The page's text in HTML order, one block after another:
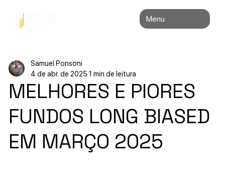
Menu
MELHORES E PIORES
FUNDOS LONG BIASED
EM MARÇO 2025
Samuel Ponsoni
4 de abr. de 2025 1 min de leitura